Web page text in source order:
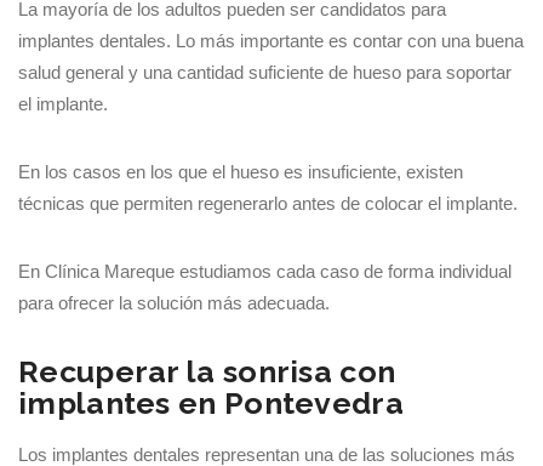
La mayoría de los adultos pueden ser candidatos para
implantes dentales. Lo más importante es contar con una buena
salud general y una cantidad suficiente de hueso para soportar
el implante.
En los casos en los que el hueso es insuficiente, existen
técnicas que permiten regenerarlo antes de colocar el implante.
En Clínica Mareque estudiamos cada caso de forma individual
para ofrecer la solución más adecuada.
Recuperar la sonrisa con
implantes en Pontevedra
Los implantes dentales representan una de las soluciones más